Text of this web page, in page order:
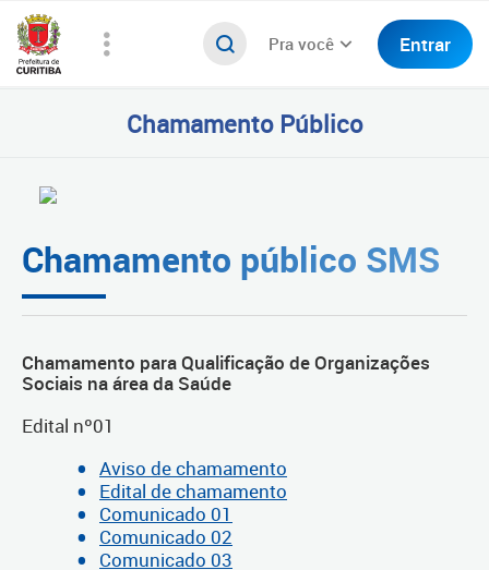
Pra você Entrar
Chamamento Público
Chamamento público SMS
Chamamento para Qualificação de Organizações
Sociais na área da Saúde
Edital nº01
Aviso de chamamento
Edital de chamamento
Comunicado 01
Comunicado 02
Comunicado 03